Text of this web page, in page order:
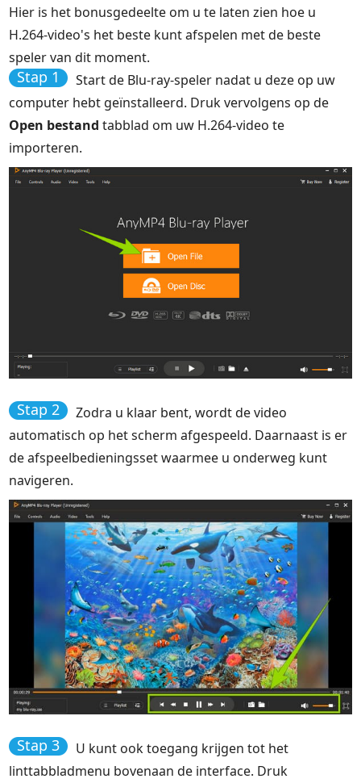
Hier is het bonusgedeelte om u te laten zien hoe u
H.264-video's het beste kunt afspelen met de beste
speler van dit moment.
Stap 1
Start de Blu-ray-speler nadat u deze op uw
computer hebt geïnstalleerd. Druk vervolgens op de
Open bestand tabblad om uw H.264-video te
importeren.
Stap 2
Zodra u klaar bent, wordt de video
automatisch op het scherm afgespeeld. Daarnaast is er
de afspeelbedieningsset waarmee u onderweg kunt
navigeren.
Stap 3
U kunt ook toegang krijgen tot het
linttabbladmenu bovenaan de interface. Druk